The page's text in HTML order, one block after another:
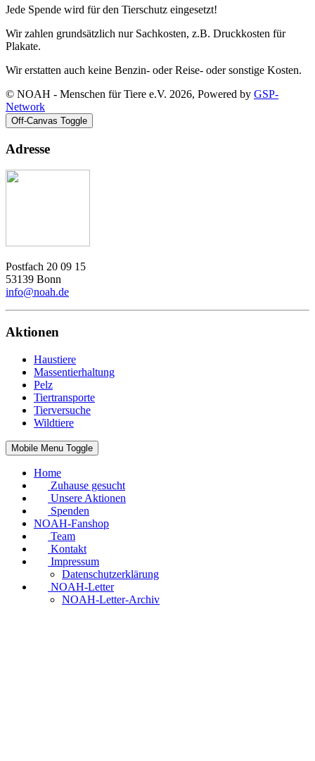
Jede Spende wird für den Tierschutz eingesetzt!
Wir zahlen grundsätzlich nur Sachkosten, z.B. Druckkosten für
Plakate.
Wir erstatten auch keine Benzin- oder Reise- oder sonstige Kosten.
© NOAH - Menschen für Tiere e.V. 2026, Powered by GSP-
Network
Off-Canvas Toggle
Adresse
Postfach 20 09 15
53139 Bonn
info@noah.de
Aktionen
Haustiere
Massentierhaltung
Pelz
Tiertransporte
Tierversuche
Wildtiere
Mobile Menu Toggle
Home
Zuhause gesucht
Unsere Aktionen
Spenden
NOAH-Fanshop
Team
Kontakt
Impressum
Datenschutzerklärung
NOAH-Letter
NOAH-Letter-Archiv